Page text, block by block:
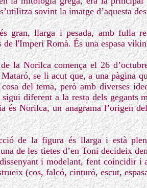
sovint la imatge d’aquesta
gran, llarga i pesada, amb fulla
de l'Imperi Romà. És una espasa
la Norilca comença el 26
Mataró, se li acut que, a una pàgina
cosa del tema, però amb diverses
diferent a la resta dels gegants
és Norilca, un anagrama l’origen
de la figura és llarga i està
de les tietes d’en Toni decideix
i modelant, fent coincidir
(cos, falcó, cinturó, escut,